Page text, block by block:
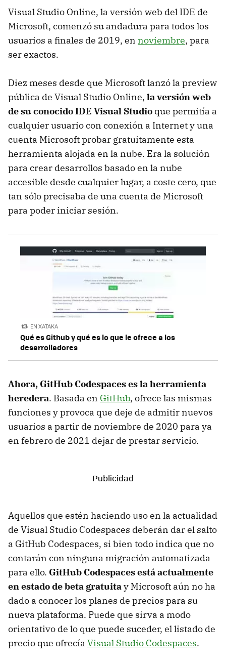
Visual Studio Online, la versión web del IDE de
Microsoft, comenzó su andadura para todos los
usuarios a finales de 2019, en noviembre, para
ser exactos.
Diez meses desde que Microsoft lanzó la preview
pública de Visual Studio Online, la versión web
de su conocido IDE Visual Studio que permitía a
cualquier usuario con conexión a Internet y una
cuenta Microsoft probar gratuitamente esta
herramienta alojada en la nube. Era la solución
para crear desarrollos basado en la nube
accesible desde cualquier lugar, a coste cero, que
tan sólo precisaba de una cuenta de Microsoft
para poder iniciar sesión.
EN XATAKA
Qué es Github y qué es lo que le ofrece a los
desarrolladores
Ahora, GitHub Codespaces es la herramienta
heredera. Basada en GitHub, ofrece las mismas
funciones y provoca que deje de admitir nuevos
usuarios a partir de noviembre de 2020 para ya
en febrero de 2021 dejar de prestar servicio.
Aquellos que estén haciendo uso en la actualidad
de Visual Studio Codespaces deberán dar el salto
a GitHub Codespaces, si bien todo indica que no
contarán con ninguna migración automatizada
para ello. GitHub Codespaces está actualmente
en estado de beta gratuitay Microsoft aún no ha
dado a conocer los planes de precios para su
nueva plataforma. Puede que sirva a modo
orientativo de lo que puede suceder, el listado de
precio que ofrecía Visual Studio Codespaces.